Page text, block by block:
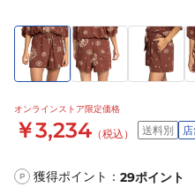
オンラインストア限定価格
￥3,234 （税込） 送料別
P 獲得ポイント： 29ポイント